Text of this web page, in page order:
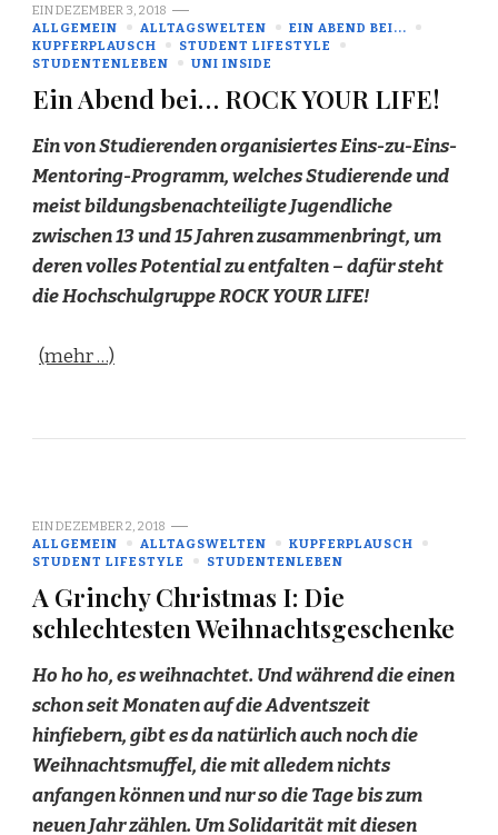
EINDEZEMBER 3, 2018
ALLGEMEIN
ALLTAGSWELTEN
EIN ABEND BEI...
KUPFERPLAUSCH
STUDENT LIFESTYLE
STUDENTENLEBEN
UNI INSIDE
Ein Abend bei… ROCK YOUR LIFE!
Ein von Studierenden organisiertes Eins-zu-Eins-
Mentoring-Programm, welches Studierende und
meist bildungsbenachteiligte Jugendliche
zwischen 13 und 15 Jahren zusammenbringt, um
deren volles Potential zu entfalten – dafür steht
die Hochschulgruppe ROCK YOUR LIFE!
(mehr …)
EINDEZEMBER 2, 2018
ALLGEMEIN
ALLTAGSWELTEN
KUPFERPLAUSCH
STUDENT LIFESTYLE
STUDENTENLEBEN
A Grinchy Christmas I: Die
schlechtesten Weihnachtsgeschenke
Ho ho ho, es weihnachtet. Und während die einen
schon seit Monaten auf die Adventszeit
hinfiebern, gibt es da natürlich auch noch die
Weihnachtsmuffel, die mit alledem nichts
anfangen können und nur so die Tage bis zum
neuen Jahr zählen. Um Solidarität mit diesen